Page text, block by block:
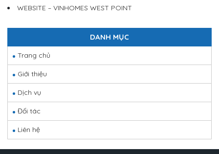
WEBSITE – VINHOMES WEST POINT
DANH MỤC
Trang chủ
Giới thiệu
Dịch vụ
Đối tác
Liên hệ